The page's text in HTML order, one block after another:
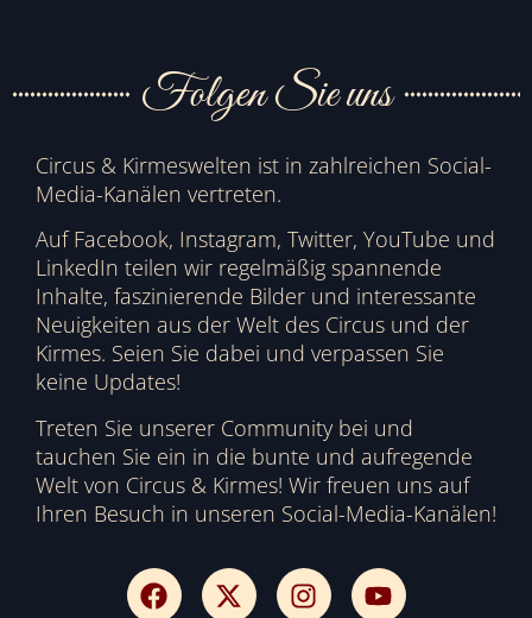
Folgen Sie uns
Circus & Kirmeswelten ist in zahlreichen Social-
Media-Kanälen vertreten.
Auf Facebook, Instagram, Twitter, YouTube und
LinkedIn teilen wir regelmäßig spannende
Inhalte, faszinierende Bilder und interessante
Neuigkeiten aus der Welt des Circus und der
Kirmes. Seien Sie dabei und verpassen Sie
keine Updates!
Treten Sie unserer Community bei und
tauchen Sie ein in die bunte und aufregende
Welt von Circus & Kirmes! Wir freuen uns auf
Ihren Besuch in unseren Social-Media-Kanälen!